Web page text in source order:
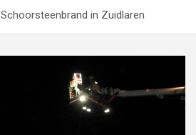
Schoorsteenbrand in Zuidlaren